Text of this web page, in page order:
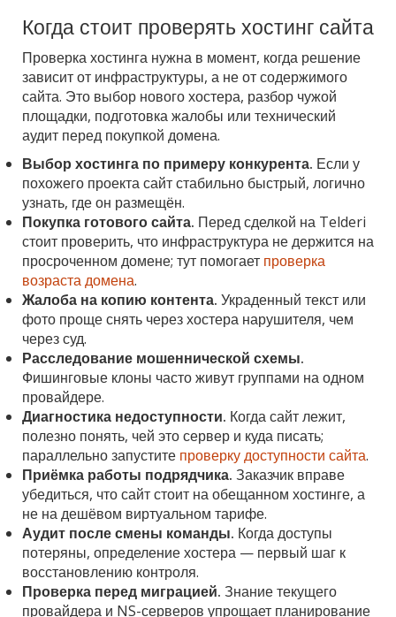
Когда стоит проверять хостинг сайта
Проверка хостинга нужна в момент, когда решение
зависит от инфраструктуры, а не от содержимого
сайта. Это выбор нового хостера, разбор чужой
площадки, подготовка жалобы или технический
аудит перед покупкой домена.
Выбор хостинга по примеру конкурента. Если у
похожего проекта сайт стабильно быстрый, логично
узнать, где он размещён.
Покупка готового сайта. Перед сделкой на Telderi
стоит проверить, что инфраструктура не держится на
просроченном домене; тут помогает проверка
возраста домена.
Жалоба на копию контента. Украденный текст или
фото проще снять через хостера нарушителя, чем
через суд.
Расследование мошеннической схемы.
Фишинговые клоны часто живут группами на одном
провайдере.
Диагностика недоступности. Когда сайт лежит,
полезно понять, чей это сервер и куда писать;
параллельно запустите проверку доступности сайта.
Приёмка работы подрядчика. Заказчик вправе
убедиться, что сайт стоит на обещанном хостинге, а
не на дешёвом виртуальном тарифе.
Аудит после смены команды. Когда доступы
потеряны, определение хостера — первый шаг к
восстановлению контроля.
Проверка перед миграцией. Знание текущего
провайдера и NS-серверов упрощает планирование